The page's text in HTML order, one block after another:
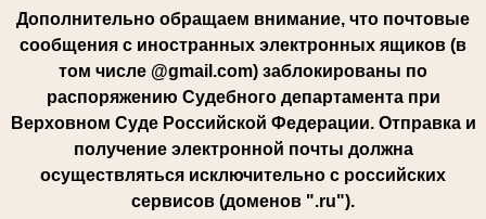
Дополнительно обращаем внимание, что почтовые
сообщения с иностранных электронных ящиков (в
том числе @gmail.com) заблокированы по
распоряжению Судебного департамента при
Верховном Суде Российской Федерации. Отправка и
получение электронной почты должна
осуществляться исключительно с российских
сервисов (доменов ".ru").